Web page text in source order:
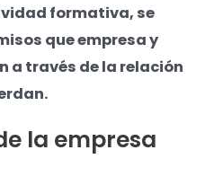
formativa, se
que empresa y
a través de la relación
la empresa